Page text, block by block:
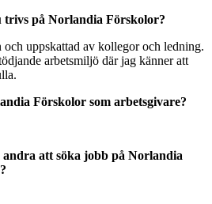
trivs på Norlandia Förskolor?
uppskattad av kollegor och ledning.
arbetsmiljö där jag känner att
Förskolor som arbetsgivare?
att söka jobb på Norlandia